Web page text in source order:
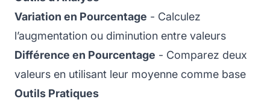
Variation en Pourcentage - Calculez
l’augmentation ou diminution entre valeurs
Différence en Pourcentage - Comparez deux
valeurs en utilisant leur moyenne comme base
Outils Pratiques